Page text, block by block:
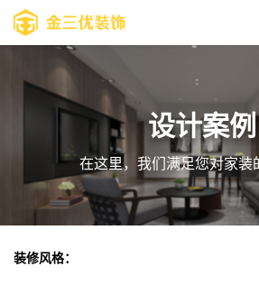
设计案例
在这里，我们满足您对家装
装修风格：